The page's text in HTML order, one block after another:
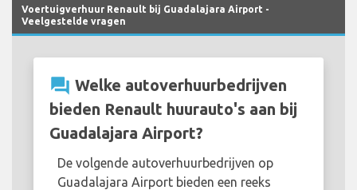
Voertuigverhuur Renault bij Guadalajara Airport -
Veelgestelde vragen
question_answer Welke autoverhuurbedrijven
bieden Renault huurauto's aan bij
Guadalajara Airport?
De volgende autoverhuurbedrijven op
Guadalajara Airport bieden een reeks